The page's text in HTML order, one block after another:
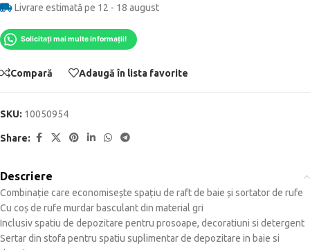
Livrare estimată pe 12 - 18 august
Solicitați mai multe informații!
Compară Adaugă în lista favorite
SKU: 10050954
Share:
Descriere
Combinație care economisește spațiu de raft de baie și sortator de rufe
Cu coș de rufe murdar basculant din material gri
Inclusiv spatiu de depozitare pentru prosoape, decoratiuni si detergent
Sertar din stofa pentru spatiu suplimentar de depozitare in baie si